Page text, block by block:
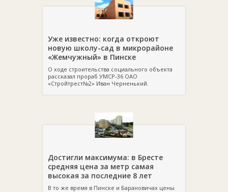
Уже известно: когда откроют
новую школу-сад в микрорайоне
«Жемчужный» в Пинске
О ходе строительства социального объекта
рассказал прораб УМСР-36 ОАО
«Стройтрест№2» Иван Черненький.
Достигли максимума: в Бресте
средняя цена за метр самая
высокая за последние 8 лет
В то же время в Пинске и Барановичах цены